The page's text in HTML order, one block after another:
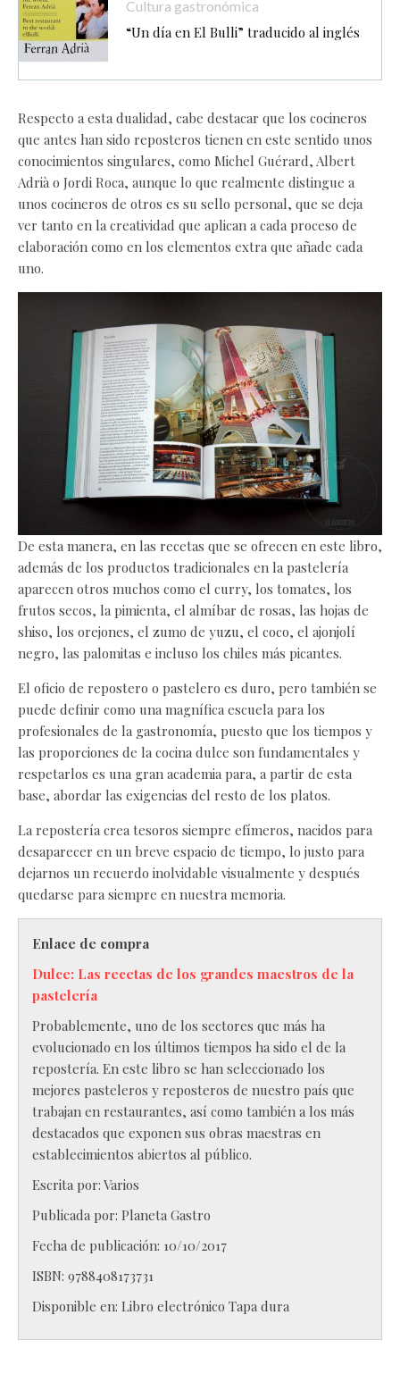
Cultura gastronómica
“Un día en El Bulli” traducido al inglés
Respecto a esta dualidad, cabe destacar que los cocineros
que antes han sido reposteros tienen en este sentido unos
conocimientos singulares, como Michel Guérard, Albert
Adrià o Jordi Roca, aunque lo que realmente distingue a
unos cocineros de otros es su sello personal, que se deja
ver tanto en la creatividad que aplican a cada proceso de
elaboración como en los elementos extra que añade cada
uno.
De esta manera, en las recetas que se ofrecen en este libro,
además de los productos tradicionales en la pastelería
aparecen otros muchos como el curry, los tomates, los
frutos secos, la pimienta, el almíbar de rosas, las hojas de
shiso, los orejones, el zumo de yuzu, el coco, el ajonjolí
negro, las palomitas e incluso los chiles más picantes.
El oficio de repostero o pastelero es duro, pero también se
puede definir como una magnífica escuela para los
profesionales de la gastronomía, puesto que los tiempos y
las proporciones de la cocina dulce son fundamentales y
respetarlos es una gran academia para, a partir de esta
base, abordar las exigencias del resto de los platos.
La repostería crea tesoros siempre efímeros, nacidos para
desaparecer en un breve espacio de tiempo, lo justo para
dejarnos un recuerdo inolvidable visualmente y después
quedarse para siempre en nuestra memoria.
Enlace de compra
Dulce: Las recetas de los grandes maestros de la
pastelería
Probablemente, uno de los sectores que más ha
evolucionado en los últimos tiempos ha sido el de la
repostería. En este libro se han seleccionado los
mejores pasteleros y reposteros de nuestro país que
trabajan en restaurantes, así como también a los más
destacados que exponen sus obras maestras en
establecimientos abiertos al público.
Escrita por: Varios
Publicada por: Planeta Gastro
Fecha de publicación: 10/10/2017
ISBN: 9788408173731
Disponible en: Libro electrónico Tapa dura